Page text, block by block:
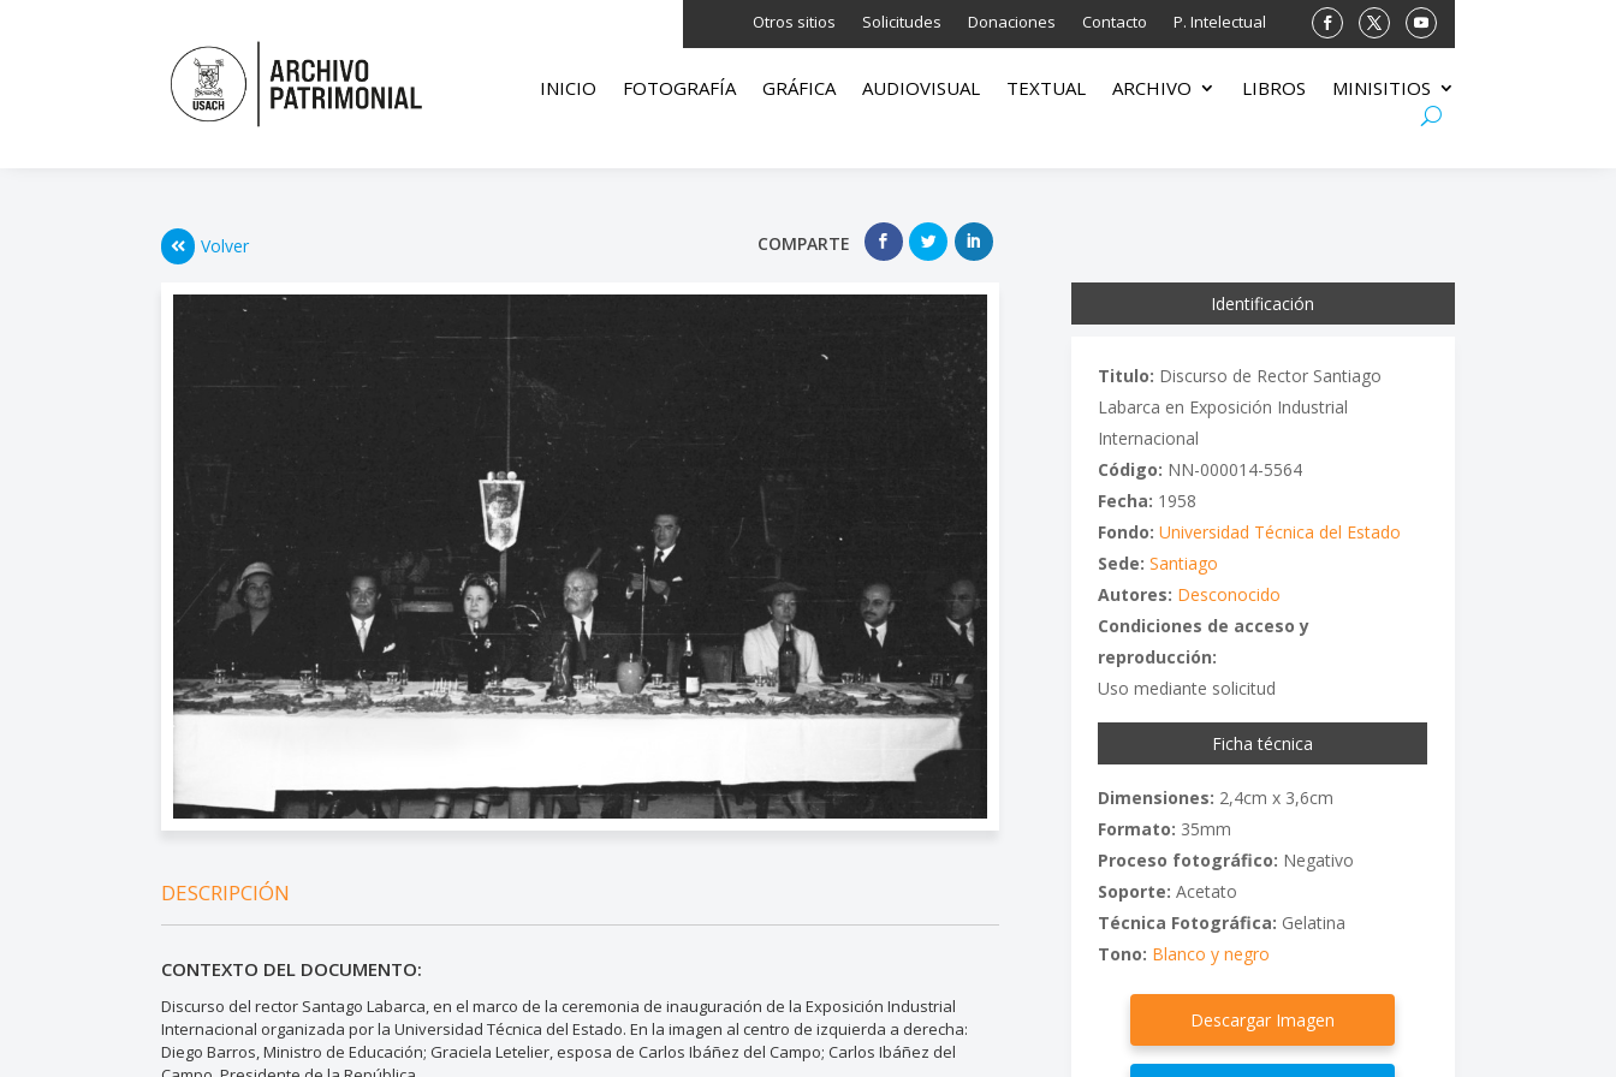
Otros sitios Solicitudes Donaciones Contacto P. Intelectual
INICIO FOTOGRAFÍA GRÁFICA AUDIOVISUAL TEXTUAL ARCHIVO LIBROS MINISITIOS
Volver COMPARTE
DESCRIPCIÓN
CONTEXTO DEL DOCUMENTO:
Discurso del rector Santago Labarca, en el marco de la ceremonia de inauguración de la Exposición Industrial
Internacional organizada por la Universidad Técnica del Estado. En la imagen al centro de izquierda a derecha:
Diego Barros, Ministro de Educación; Graciela Letelier, esposa de Carlos Ibáñez del Campo; Carlos Ibáñez del
Identificación
Titulo: Discurso de Rector Santiago
Labarca en Exposición Industrial
Internacional
Código: NN-000014-5564
Fecha: 1958
Fondo: Universidad Técnica del Estado
Sede: Santiago
Autores: Desconocido
Condiciones de acceso y
reproducción:
Uso mediante solicitud
Ficha técnica
Dimensiones: 2,4cm x 3,6cm
Formato: 35mm
Proceso fotográfico: Negativo
Soporte: Acetato
Técnica Fotográfica: Gelatina
Tono: Blanco y negro
Descargar Imagen